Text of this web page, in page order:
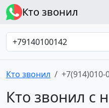
Кто звонил
Кто звонил +7(914)010-
Кто звонил с